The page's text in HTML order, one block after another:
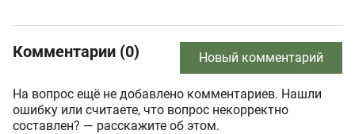
Комментарии (0) Новый комментарий
На вопрос ещё не добавлено комментариев. Нашли
ошибку или считаете, что вопрос некорректно
составлен? — расскажите об этом.